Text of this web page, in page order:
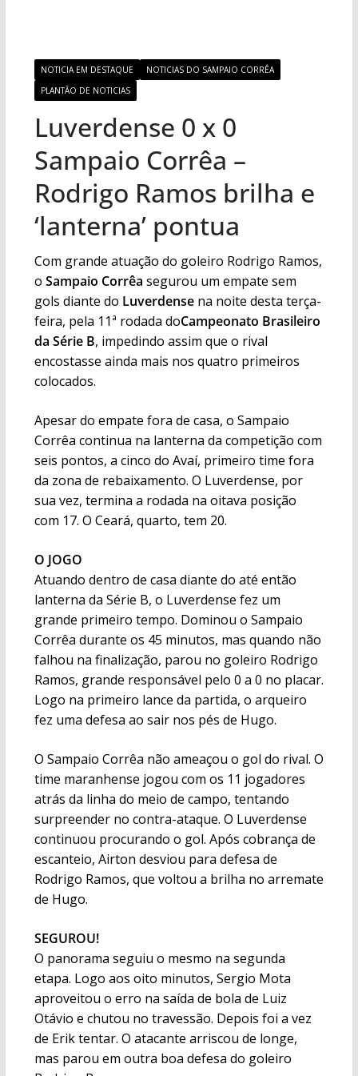
NOTICIA EM DESTAQUE
NOTICIAS DO SAMPAIO CORRÊA
PLANTÃO DE NOTICIAS
Luverdense 0 x 0
Sampaio Corrêa –
Rodrigo Ramos brilha e
‘lanterna’ pontua
Com grande atuação do goleiro Rodrigo Ramos,
o Sampaio Corrêa segurou um empate sem
gols diante do Luverdense na noite desta terça-
feira, pela 11ª rodada doCampeonato Brasileiro
da Série B, impedindo assim que o rival
encostasse ainda mais nos quatro primeiros
colocados.
Apesar do empate fora de casa, o Sampaio
Corrêa continua na lanterna da competição com
seis pontos, a cinco do Avaí, primeiro time fora
da zona de rebaixamento. O Luverdense, por
sua vez, termina a rodada na oitava posição
com 17. O Ceará, quarto, tem 20.
O JOGO
Atuando dentro de casa diante do até então
lanterna da Série B, o Luverdense fez um
grande primeiro tempo. Dominou o Sampaio
Corrêa durante os 45 minutos, mas quando não
falhou na finalização, parou no goleiro Rodrigo
Ramos, grande responsável pelo 0 a 0 no placar.
Logo na primeiro lance da partida, o arqueiro
fez uma defesa ao sair nos pés de Hugo.
O Sampaio Corrêa não ameaçou o gol do rival. O
time maranhense jogou com os 11 jogadores
atrás da linha do meio de campo, tentando
surpreender no contra-ataque. O Luverdense
continuou procurando o gol. Após cobrança de
escanteio, Airton desviou para defesa de
Rodrigo Ramos, que voltou a brilha no arremate
de Hugo.
SEGUROU!
O panorama seguiu o mesmo na segunda
etapa. Logo aos oito minutos, Sergio Mota
aproveitou o erro na saída de bola de Luiz
Otávio e chutou no travessão. Depois foi a vez
de Erik tentar. O atacante arriscou de longe,
mas parou em outra boa defesa do goleiro